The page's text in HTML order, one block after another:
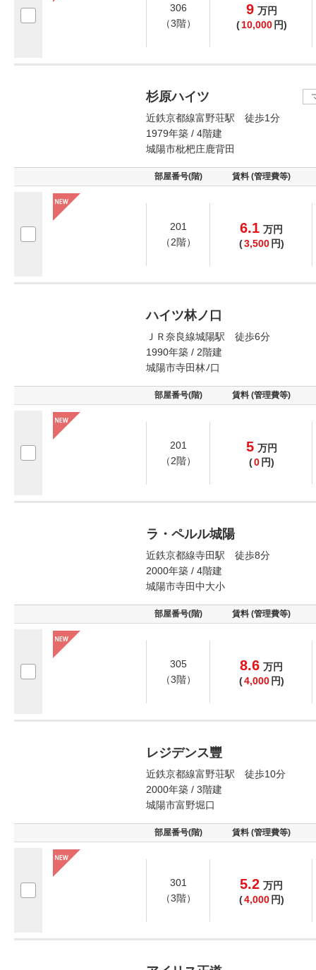
306
（3階）
9 万円
(10,000 円)
杉原ハイツ
近鉄京都線富野荘駅 徒歩1分
1979年築 / 4階建
城陽市枇杷庄鹿背田
部屋番号(階) 賃料 (管理費等)
201
（2階）
6.1 万円
(3,500 円)
ハイツ林ノ口
ＪＲ奈良線城陽駅 徒歩6分
1990年築 / 2階建
城陽市寺田林ﾉ口
部屋番号(階) 賃料 (管理費等)
201
（2階）
5 万円
(0 円)
ラ・ペルル城陽
近鉄京都線寺田駅 徒歩8分
2000年築 / 4階建
城陽市寺田中大小
部屋番号(階) 賃料 (管理費等)
305
（3階）
8.6 万円
(4,000 円)
レジデンス豐
近鉄京都線富野荘駅 徒歩10分
2000年築 / 3階建
城陽市富野堀口
部屋番号(階) 賃料 (管理費等)
301
（3階）
5.2 万円
(4,000 円)